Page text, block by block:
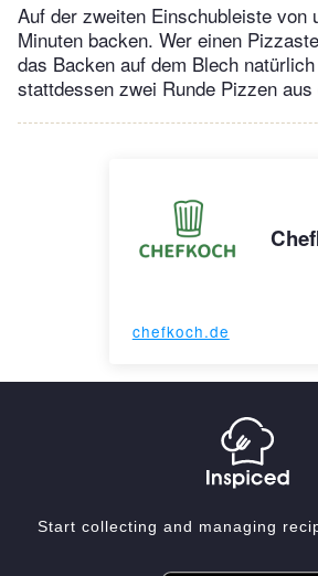
Auf der zweiten Einschubleiste von
Minuten backen. Wer einen
das Backen auf dem Blech
stattdessen zwei Runde Pizzen aus
chefkoch.de
Start collecting and managing